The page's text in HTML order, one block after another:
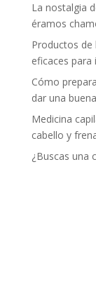
La nostalgia
éramos
Productos de
eficaces para
Cómo
dar una
Medicina
cabello y
¿Buscas una